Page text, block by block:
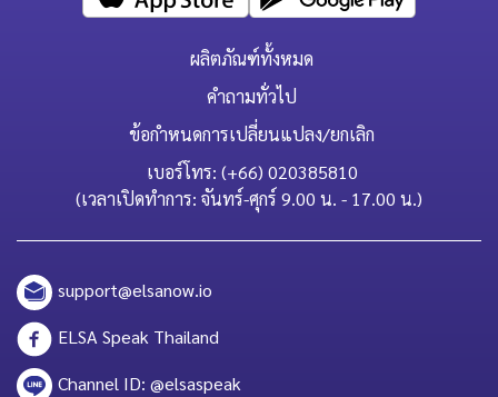
ผลิตภัณฑ์ทั้งหมด
คำถามทั่วไป
ข้อกำหนดการเปลี่ยนแปลง/ยกเลิก
เบอร์โทร: (+66) 020385810
(เวลาเปิดทำการ: จันทร์-ศุกร์ 9.00 น. - 17.00 น.)
support@elsanow.io
ELSA Speak Thailand
Channel ID: @elsaspeak